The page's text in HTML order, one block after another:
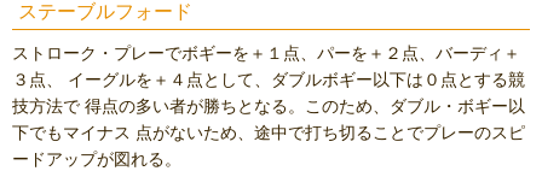
ステーブルフォード
ストローク・プレーでボギーを＋１点、パーを＋２点、バーディ＋
３点、 イーグルを＋４点として、ダブルボギー以下は０点とする競
技方法で 得点の多い者が勝ちとなる。このため、ダブル・ボギー以
下でもマイナス 点がないため、途中で打ち切ることでプレーのスピ
ードアップが図れる。